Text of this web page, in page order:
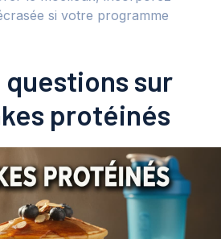
si votre programme
questions sur
protéinés